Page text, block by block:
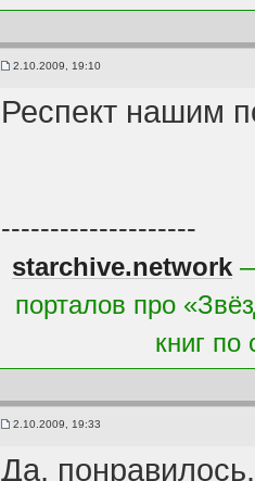
2.10.2009, 19:10
Респект нашим
--------------------
starchive.network
порталов про
книг по
2.10.2009, 19:33
Да, понравилось.